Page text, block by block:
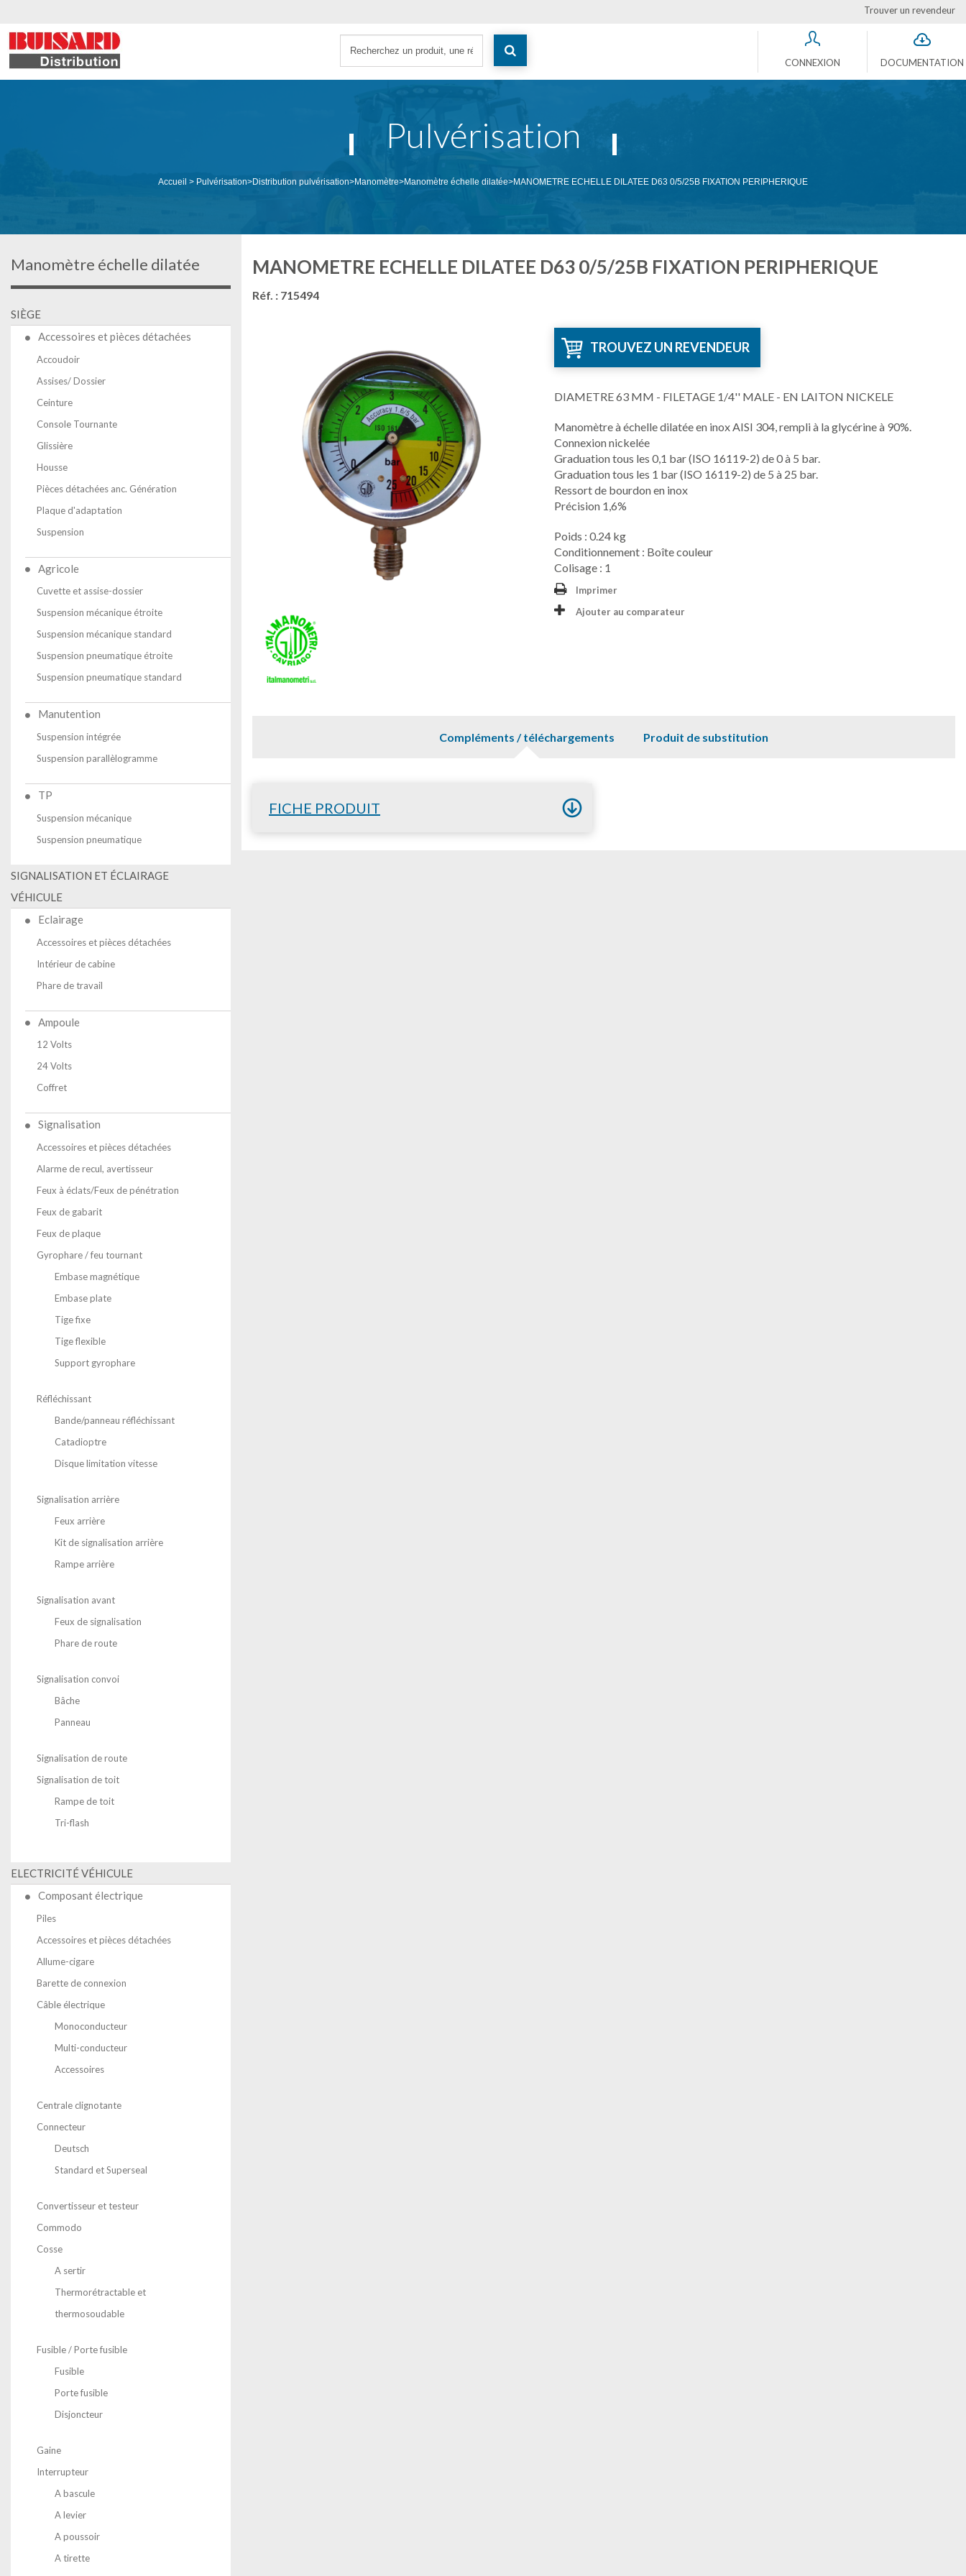
Trouver un revendeur
CONNEXION DOCUMENTATION
Pulvérisation
Accueil > Pulvérisation>Distribution pulvérisation>Manomètre>Manomètre échelle dilatée>MANOMETRE ECHELLE DILATEE D63 0/5/25B FIXATION PERIPHERIQUE
Manomètre échelle dilatée
SIÈGE
Accessoires et pièces détachées
Accoudoir
Assises/ Dossier
Ceinture
Console Tournante
Glissière
Housse
Pièces détachées anc. Génération
Plaque d'adaptation
Suspension
Agricole
Cuvette et assise-dossier
Suspension mécanique étroite
Suspension mécanique standard
Suspension pneumatique étroite
Suspension pneumatique standard
Manutention
Suspension intégrée
Suspension parallèlogramme
TP
Suspension mécanique
Suspension pneumatique
SIGNALISATION ET ÉCLAIRAGE
VÉHICULE
Eclairage
Accessoires et pièces détachées
Intérieur de cabine
Phare de travail
Ampoule
12 Volts
24 Volts
Coffret
Signalisation
Accessoires et pièces détachées
Alarme de recul, avertisseur
Feux à éclats/Feux de pénétration
Feux de gabarit
Feux de plaque
Gyrophare / feu tournant
Embase magnétique
Embase plate
Tige fixe
Tige flexible
Support gyrophare
Réfléchissant
Bande/panneau réfléchissant
Catadioptre
Disque limitation vitesse
Signalisation arrière
Feux arrière
Kit de signalisation arrière
Rampe arrière
Signalisation avant
Feux de signalisation
Phare de route
Signalisation convoi
Bâche
Panneau
Signalisation de route
Signalisation de toit
Rampe de toit
Tri-flash
ELECTRICITÉ VÉHICULE
Composant électrique
Piles
Accessoires et pièces détachées
Allume-cigare
Barette de connexion
Câble électrique
Monoconducteur
Multi-conducteur
Accessoires
Centrale clignotante
Connecteur
Deutsch
Standard et Superseal
Convertisseur et testeur
Commodo
Cosse
A sertir
Thermorétractable et
thermosoudable
Fusible / Porte fusible
Fusible
Porte fusible
Disjoncteur
Gaine
Interrupteur
A bascule
A levier
A poussoir
A tirette
MANOMETRE ECHELLE DILATEE D63 0/5/25B FIXATION PERIPHERIQUE
Réf. : 715494
TROUVEZ UN REVENDEUR
DIAMETRE 63 MM - FILETAGE 1/4'' MALE - EN LAITON NICKELE
Manomètre à échelle dilatée en inox AISI 304, rempli à la glycérine à 90%.
Connexion nickelée
Graduation tous les 0,1 bar (ISO 16119-2) de 0 à 5 bar.
Graduation tous les 1 bar (ISO 16119-2) de 5 à 25 bar.
Ressort de bourdon en inox
Précision 1,6%
Poids : 0.24 kg
Conditionnement : Boîte couleur
Colisage : 1
Imprimer
Ajouter au comparateur
Compléments / téléchargements Produit de substitution
FICHE PRODUIT